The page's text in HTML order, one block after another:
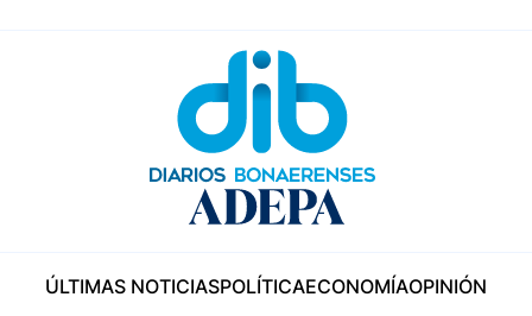
ÚLTIMAS NOTICIASPOLÍTICAECONOMÍAOPINIÓN